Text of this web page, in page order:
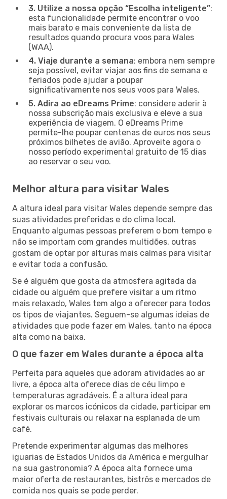
3. Utilize a nossa opção “Escolha inteligente”:
esta funcionalidade permite encontrar o voo
mais barato e mais conveniente da lista de
resultados quando procura voos para Wales
(WAA).
4. Viaje durante a semana: embora nem sempre
seja possível, evitar viajar aos fins de semana e
feriados pode ajudar a poupar
significativamente nos seus voos para Wales.
5. Adira ao eDreams Prime: considere aderir à
nossa subscrição mais exclusiva e eleve a sua
experiência de viagem. O eDreams Prime
permite-lhe poupar centenas de euros nos seus
próximos bilhetes de avião. Aproveite agora o
nosso período experimental gratuito de 15 dias
ao reservar o seu voo.
Melhor altura para visitar Wales
A altura ideal para visitar Wales depende sempre das
suas atividades preferidas e do clima local.
Enquanto algumas pessoas preferem o bom tempo e
não se importam com grandes multidões, outras
gostam de optar por alturas mais calmas para visitar
e evitar toda a confusão.
Se é alguém que gosta da atmosfera agitada da
cidade ou alguém que prefere visitar a um ritmo
mais relaxado, Wales tem algo a oferecer para todos
os tipos de viajantes. Seguem-se algumas ideias de
atividades que pode fazer em Wales, tanto na época
alta como na baixa.
O que fazer em Wales durante a época alta
Perfeita para aqueles que adoram atividades ao ar
livre, a época alta oferece dias de céu limpo e
temperaturas agradáveis. É a altura ideal para
explorar os marcos icónicos da cidade, participar em
festivais culturais ou relaxar na esplanada de um
café.
Pretende experimentar algumas das melhores
iguarias de Estados Unidos da América e mergulhar
na sua gastronomia? A época alta fornece uma
maior oferta de restaurantes, bistrôs e mercados de
comida nos quais se pode perder.